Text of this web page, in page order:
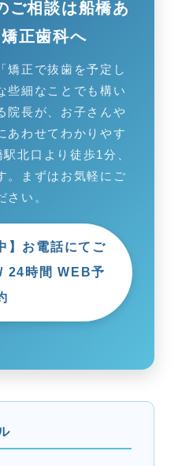
ご相談は船橋あ
正歯科へ
矯正で抜歯を予定し
些細なことでも構い
院長が、お子さんや
あわせてわかりやす
北口より徒歩1分、
。まずはお気軽にご
さい。
】お電話にてご
24時間 WEB予